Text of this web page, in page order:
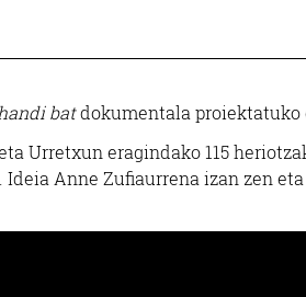
batdokumentala proiektatuko
Urretxun eragindako 115
Anne Zufiaurrena izan zen